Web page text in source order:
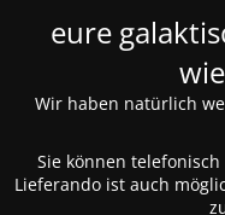
eure
Wir haben natürlich
Sie können
Lieferando ist auch